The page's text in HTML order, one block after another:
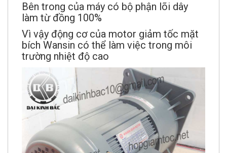
Bên trong của máy có bộ phận lõi dây
làm từ đồng 100%
Vì vậy động cơ của motor giảm tốc mặt
bích Wansin có thể làm việc trong môi
trường nhiệt độ cao